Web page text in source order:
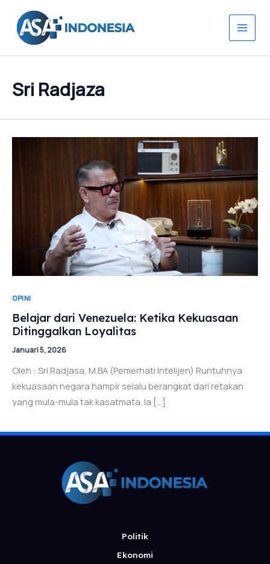
konten
Sri Radjaza
OPINI
Belajar dari Venezuela: Ketika Kekuasaan
Ditinggalkan Loyalitas
Januari 5, 2026
Oleh : Sri Radjasa, M.BA (Pemerhati Intelijen) Runtuhnya
kekuasaan negara hampir selalu berangkat dari retakan
yang mula-mula tak kasatmata. Ia […]
Politik
Ekonomi